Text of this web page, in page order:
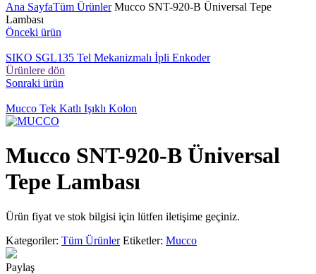
Ana SayfaTüm ÜrünlerMucco SNT-920-B Üniversal Tepe
Lambası
Önceki ürün
SIKO SGL135 Tel Mekanizmalı İpli Enkoder
Ürünlere dön
Sonraki ürün
Mucco Tek Katlı Işıklı Kolon
Mucco SNT-920-B Üniversal
Tepe Lambası
Ürün fiyat ve stok bilgisi için lütfen iletişime geçiniz.
Kategoriler: Tüm Ürünler Etiketler: Mucco
Paylaş